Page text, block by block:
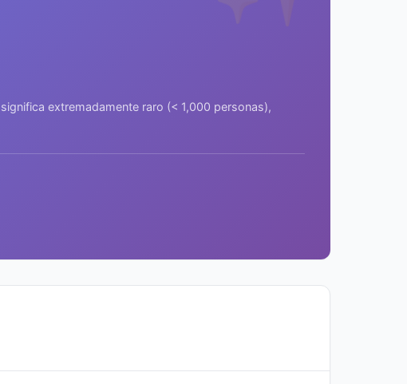
extremadamente raro (< 1,000 personas),